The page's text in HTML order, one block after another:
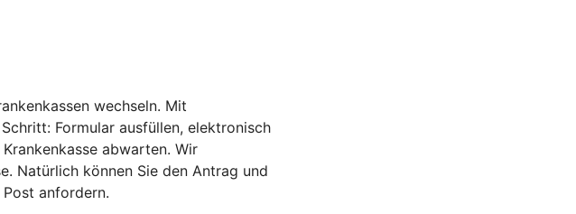
wechseln. Mit
Formular ausfüllen, elektronisch
abwarten. Wir
Natürlich können Sie den Antrag und
anfordern.